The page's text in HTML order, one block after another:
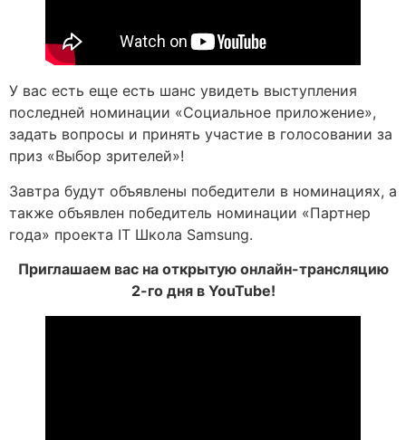
У вас есть еще есть шанс увидеть выступления
последней номинации «Социальное приложение»,
задать вопросы и принять участие в голосовании за
приз «Выбор зрителей»!
Завтра будут объявлены победители в номинациях, а
также объявлен победитель номинации «Партнер
года» проекта IT Школа Samsung.
Приглашаем вас на открытую онлайн-трансляцию
2-го дня в YouTube!